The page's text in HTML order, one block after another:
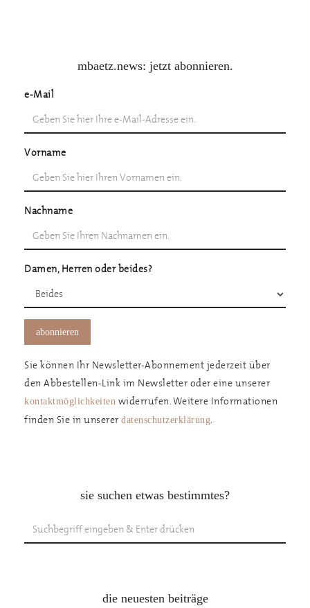
mbaetz.news: jetzt abonnieren.
e-Mail
Vorname
Nachname
Damen, Herren oder beides?
Sie können Ihr Newsletter-Abonnement jederzeit über
den Abbestellen-Link im Newsletter oder eine unserer
kontaktmöglichkeiten widerrufen. Weitere Informationen
finden Sie in unserer datenschutzerklärung.
sie suchen etwas bestimmtes?
die neuesten beiträge